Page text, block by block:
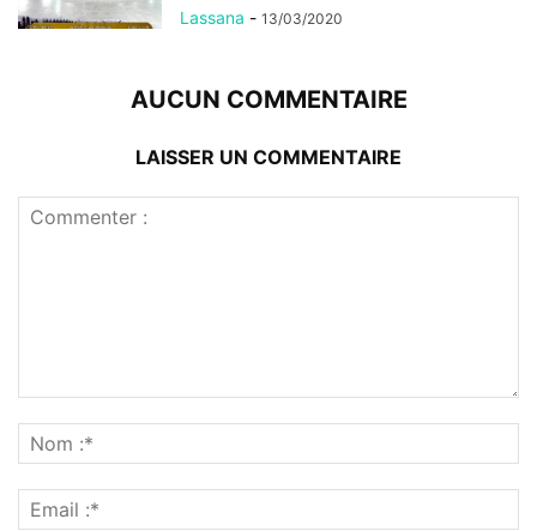
Lassana - 13/03/2020
AUCUN COMMENTAIRE
LAISSER UN COMMENTAIRE